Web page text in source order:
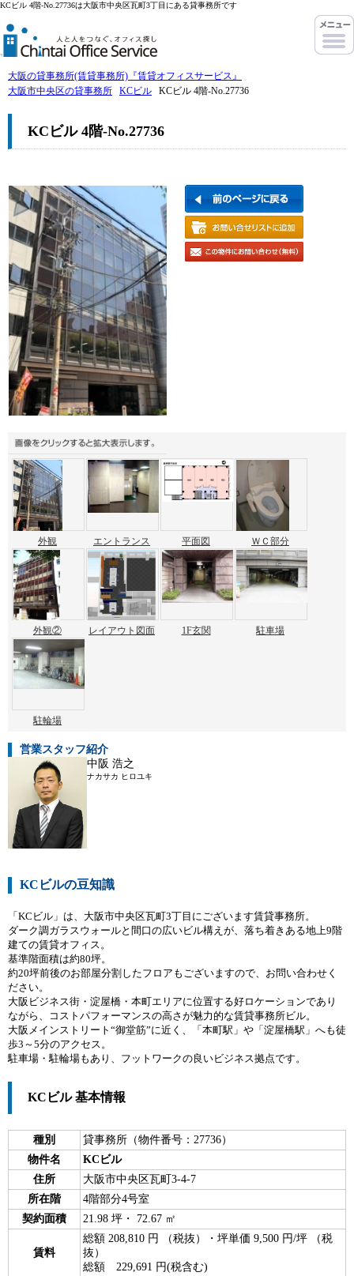
KCビル 4階-No.27736は大阪市中央区瓦町3丁目にある貸事務所です
大阪の貸事務所(賃貸事務所)『賃貸オフィスサービス』
大阪市中央区の貸事務所
KCビル KCビル 4階-No.27736
KCビル 4階-No.27736
外観 エントランス 平面図 ＷＣ部分
外観② レイアウト図面 1F玄関 駐車場
駐輪場
営業スタッフ紹介
中阪 浩之
ナカサカ ヒロユキ
KCビルの豆知識
「KCビル」は、大阪市中央区瓦町3丁目にございます賃貸事務所。
ダーク調ガラスウォールと間口の広いビル構えが、落ち着きある地上9階
建ての賃貸オフィス。
基準階面積は約80坪。
約20坪前後のお部屋分割したフロアもございますので、お問い合わせく
ださい。
大阪ビジネス街・淀屋橋・本町エリアに位置する好ロケーションであり
ながら、コストパフォーマンスの高さが魅力的な賃貸事務所ビル。
大阪メインストリート“御堂筋”に近く、「本町駅」や「淀屋橋駅」へも徒
歩3～5分のアクセス。
駐車場・駐輪場もあり、フットワークの良いビジネス拠点です。
KCビル 基本情報
種別
貸事務所（物件番号：27736）
物件名
KCビル
住所
大阪市中央区瓦町3-4-7
所在階
4階部分4号室
契約面積
21.98 坪・ 72.67 ㎡
賃料
総額 208,810 円 （税抜）・坪単価 9,500 円/坪 （税
抜）
総額 229,691 円(税含む)